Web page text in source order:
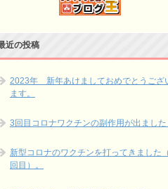
近の投稿
2023年 新年あけましておめでとうござ
ます。
3回目コロナワクチンの副作用が出まし
新型コロナのワクチンを打ってきました
回目）。